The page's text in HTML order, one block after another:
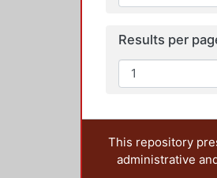
Results per
This repository
administrative